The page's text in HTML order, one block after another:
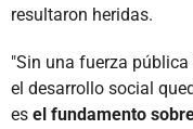
resultaron heridas.
"Sin una fuerza
el desarrollo social
es el fundamento